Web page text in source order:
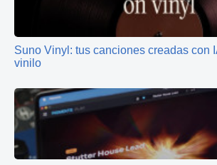
Suno Vinyl: tus canciones creadas con
vinilo